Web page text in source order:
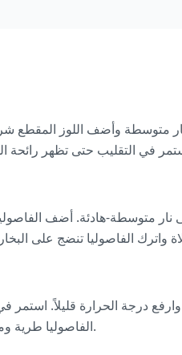
نار متوسطة-هادئة. أضف
واترك الفاصوليا تنضج على
درجة الحرارة قليلاً. استمر
الفاصوليا طرية ومقرمشة، حوالي 2 إلى 5 دقائق. ارفع المقلاة عن النار واتركها جانباً.